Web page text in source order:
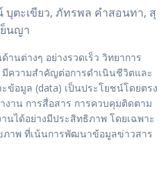
บุตะเขียว, ภัทรพล คำสอนทา, สุ
นญา
นต่างๆ อย่างรวดเร็ว วิทยาการ
ความสำคัญต่อการดำเนินชีวิตและ
ข้อมูล (data) เป็นประโยชน์โดยตรง
งาน การสื่อสาร การควบคุมติดตาม
นได้อย่างมีประสิทธิภาพ โดยเฉพาะ
ภาพ ที่เน้นการพัฒนาข้อมูลข่าวสาร